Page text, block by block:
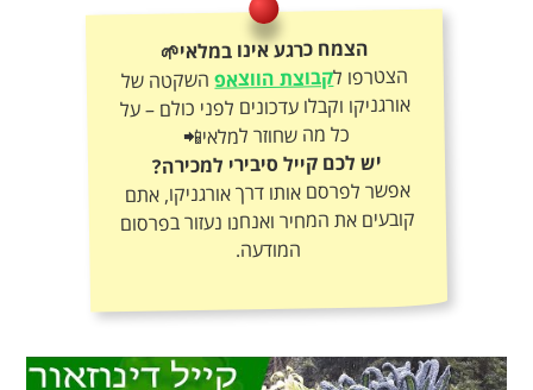
הצמח כרגע אינו במלאי🌱
הצטרפו לקבוצת הווצאפהשקטה של
אורגניקו וקבלו עדכונים לפני כולם – על
כל מה שחוזר למלאי📲
יש לכם קייל סיבירי למכירה?
אפשר לפרסם אותו דרך אורגניקו, אתם
קובעים את המחיר ואנחנו נעזור בפרסום
המודעה.